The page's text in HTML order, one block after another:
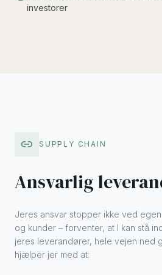
investorer
SUPPLY CHAIN
Ansvarlig
Jeres ansvar stopper ikke ved
og kunder – forventer, at I kan stå
jeres leverandører, hele vejen ned
hjælper jer med at: